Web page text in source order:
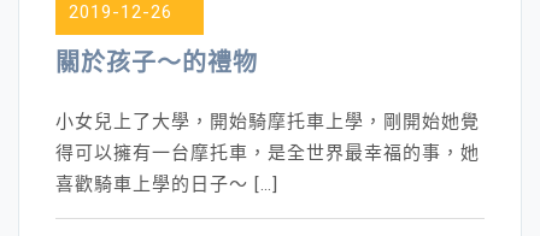
2019-12-26
關於孩子～的禮物
小女兒上了大學，開始騎摩托車上學，剛開始她覺
得可以擁有一台摩托車，是全世界最幸福的事，她
喜歡騎車上學的日子～ […]